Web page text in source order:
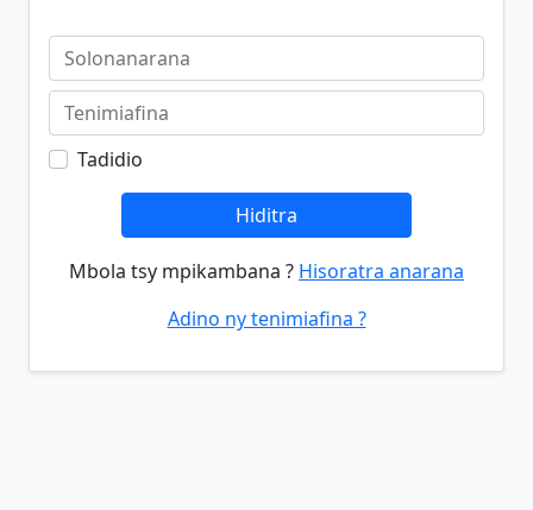
Tadidio
Hiditra
Mbola tsy mpikambana ? Hisoratra anarana
Adino ny tenimiafina ?